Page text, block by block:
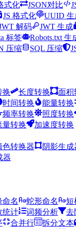
式化 JSON对比
JS 格式化 UUID 生
解码 JWT 生成
标签 Robots.txt 生
压缩 SQL 压缩
换 长度转换 面积
时间转换 能量转换
频率转换 照度转换
量转换
加速度转换
色转换器 阴影生成
器
命名 蛇形命名 短
统计 词频分析 去
合并行 拆分文本